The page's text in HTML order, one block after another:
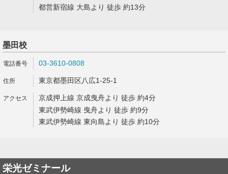
都営新宿線 大島より 徒歩 約13分
墨田校
03-3610-0808
東京都墨田区八広1-25-1
京成押上線 京成曳舟より 徒歩 約4分
東武伊勢崎線 曳舟より 徒歩 約9分
東武伊勢崎線 東向島より 徒歩 約10分
栄光ゼミナール